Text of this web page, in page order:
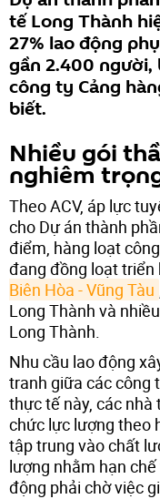
tế Long Thành
27% lao động
gần 2.400 người,
công ty Cảng
biết.
Nhiều gói
nghiêm
Theo ACV, áp lực
cho Dự án thành
điểm, hàng loạt
đang đồng loạt triển
Biên Hòa - Vũng Tàu
Long Thành và
Long Thành.
Nhu cầu lao động
tranh giữa các công
thực tế này, các
chức lực lượng theo
tập trung vào chất
lượng nhằm hạn
động phải chờ việc